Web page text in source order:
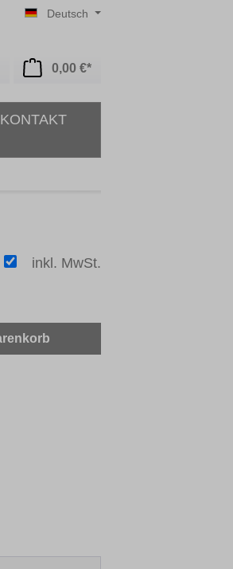
Deutsch
0,00 €*Warenkorb enthält 0
KONTAKT
inkl. MwSt.
Wert ein